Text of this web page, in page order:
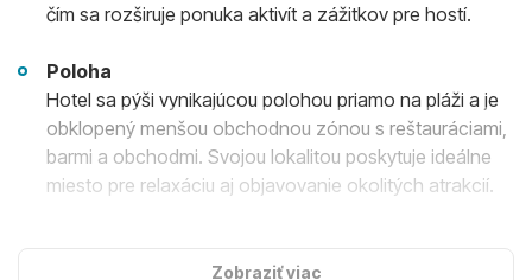
čím sa rozširuje ponuka aktivít a zážitkov pre hostí.
Poloha
Hotel sa pýši vynikajúcou polohou priamo na pláži a je
obklopený menšou obchodnou zónou s reštauráciami,
barmi a obchodmi. Svojou lokalitou poskytuje ideálne
miesto pre relaxáciu aj objavovanie okolitých atrakcií.
Hotel disponuje 453 komfortne zariadenými izbami,
Zobraziť viac